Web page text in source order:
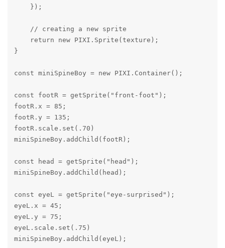
    });
    // creating a new sprite
    return new PIXI.Sprite(texture);
}
const miniSpineBoy = new PIXI.Container();
const footR = getSprite("front-foot");
footR.x = 85;
footR.y = 135;
footR.scale.set(.70)
miniSpineBoy.addChild(footR);
const head = getSprite("head");
miniSpineBoy.addChild(head);
const eyeL = getSprite("eye-surprised");
eyeL.x = 45;
eyeL.y = 75;
eyeL.scale.set(.75)
miniSpineBoy.addChild(eyeL);